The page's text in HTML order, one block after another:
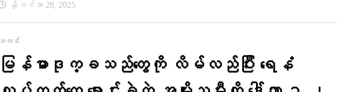
နိုဝင်ဘာ 28, 2025
သတင်း
မြန်မာဒုက္ခသည်တွေကို လိမ်လည်ပြီး ရေနံ